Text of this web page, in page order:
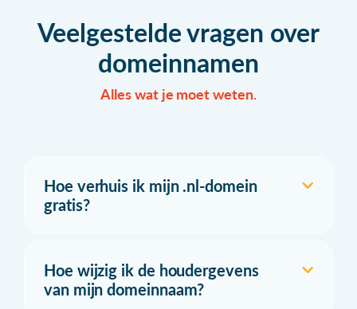
Veelgestelde vragen over
domeinnamen
Alles wat je moet weten.
Hoe verhuis ik mijn .nl-domein
gratis?
Hoe wijzig ik de houdergevens
van mijn domeinnaam?